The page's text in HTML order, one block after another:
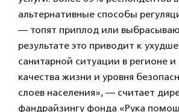
альтернативные способы
— топят приплод или
результате это приводит к
санитарной ситуации в регионе
качества жизни и уровня
слоев населения», — считает
фандрайзингу фонда «Рука